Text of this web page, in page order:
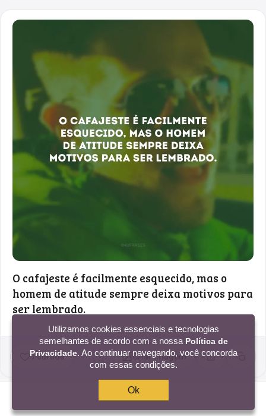
O cafajeste é facilmente esquecido, mas o
homem de atitude sempre deixa motivos para
ser lembrado.
1 curtida Criar imagem Compartilhar
Copiar
Utilizamos cookies essenciais e tecnologias
semelhantes de acordo com a nossa Política de
Privacidade. Ao continuar navegando, você concorda
com essas condições.
Ok